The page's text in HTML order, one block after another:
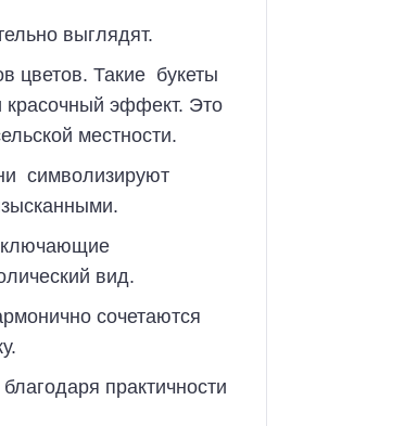
выглядят.
цветов. Такие букеты
красочный эффект. Это
местности.
символизируют
вид.
сочетаются
практичности